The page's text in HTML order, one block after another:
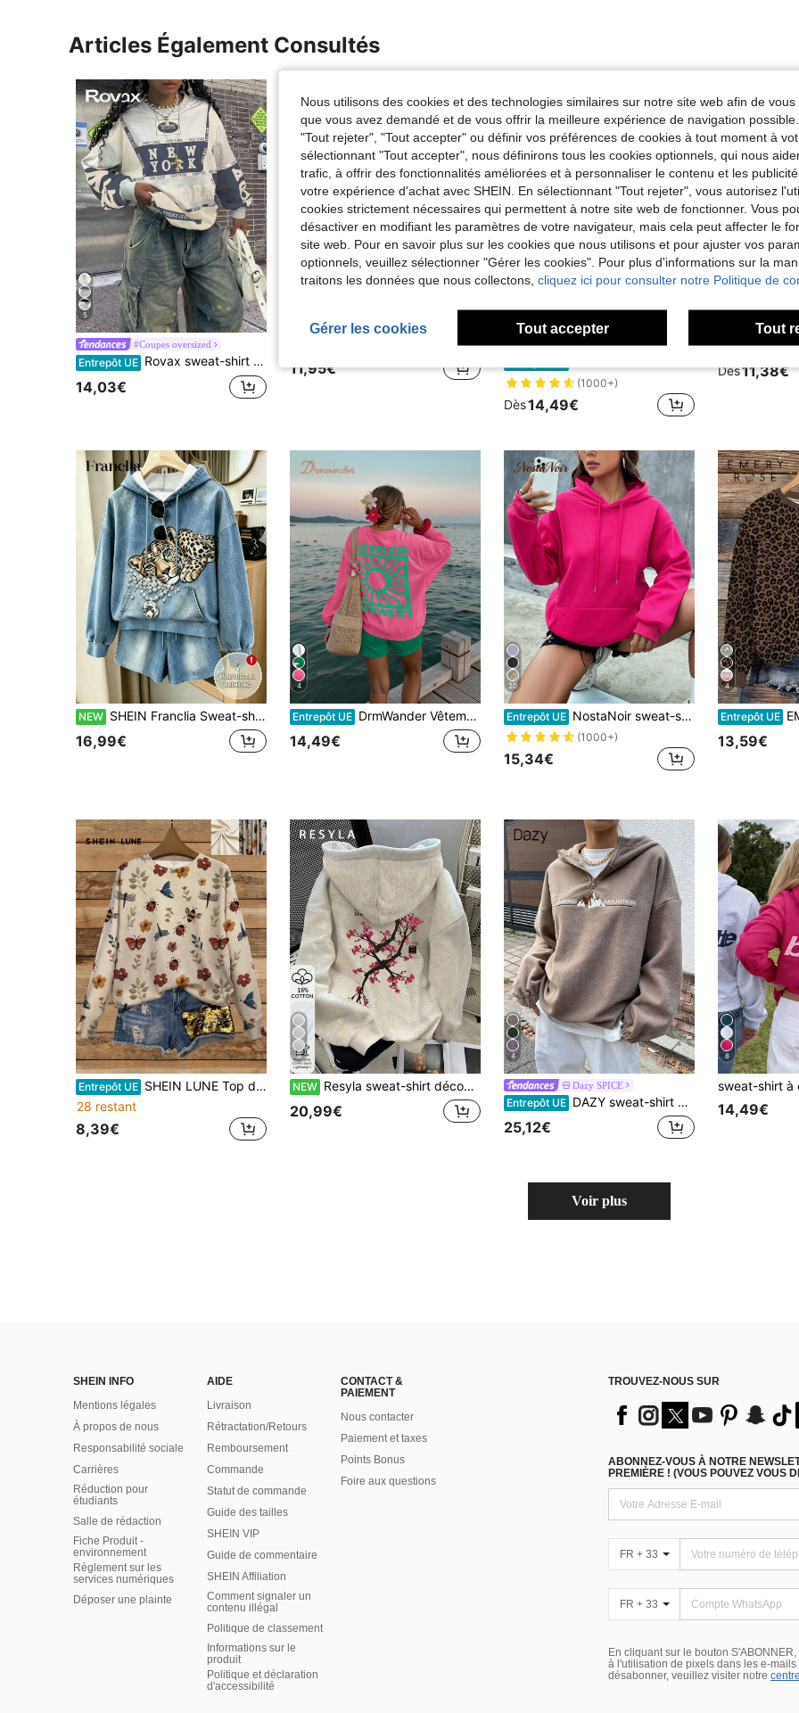
Articles Également Consultés
5
#Coupes oversized
Entrepôt UE Rovax sweat-shirt décontracté à col ras-du-cou à manches longues avec motif créatif et épaules tombantes pour femmes
14,03€
Sweat-shirt à capuche surdimensionné 100% coton pour femmes avec imprimé de cocotier, style de rue décontracté, ample et confortable pour l'automne et l'hiver
11,95€
Muchica
(1000+)
Dès14,49€
Entrepôt UE SHEIN EZwear
Dès11,38€
NEW SHEIN Franclia Sweat-shirt femme minimaliste et décontracté, polyvalent, avec imprimé faux denim, manches longues, bleu, style mode, pour l'extérieur et style country
16,99€
4
Entrepôt UE DrmWander Vêtements de vacances, printemps, resort pour femmes, Sweat-shirt-shirt de plage printemps été
14,49€
20
Entrepôt UE NostaNoir sweat-shirt à capuche avec poche de kangourou, épaules tombantes et cordon de serrage, Top à manches longues
(1000+)
15,34€
4
Entrepôt UE
13,59€
Entrepôt UE SHEIN LUNE Top décontracté à manches longues avec imprimé insecte et floral, col rond, convient pour le printemps et l'automne
28 restant
8,39€
9
NEW Resyla sweat-shirt décontracté à manches longues avec capuche et imprimé floral pour femme
20,99€
4
Dazy SPICE
Entrepôt UE DAZY sweat-shirt à capuche zippé à mi-hauteur avec broderie de montagne et de lettre, épaules tombantes, manches longues, vêtements d'automne pour femmes
25,12€
8
14,49€
Voir plus
SHEIN INFO
Mentions légales
À propos de nous
Responsabilité sociale
Carrières
Réduction pour
étudiants
Salle de rédaction
Fiche Produit -
environnement
Règlement sur les
services numériques
Déposer une plainte
AIDE
Livraison
Rétractation/Retours
Remboursement
Commande
Statut de commande
Guide des tailles
SHEIN VIP
Guide de commentaire
SHEIN Affiliation
Comment signaler un
contenu illégal
Politique de classement
Informations sur le
produit
Politique et déclaration
d'accessibilité
CONTACT &
PAIEMENT
Nous contacter
Paiement et taxes
Points Bonus
Foire aux questions
TROUVEZ-NOUS SUR
ABONNEZ-VOUS À NOTRE
PREMIÈRE ! (VOUS POUVEZ VOUS
FR + 33
FR + 33
En cliquant sur le bouton
à l'utilisation de pixels dans les e-
désabonner, veuillez visiter notre
Nous utilisons des cookies et des technologies similaires sur notre site web afin de
que vous avez demandé et de vous offrir la meilleure expérience de navigation
"Tout rejeter", "Tout accepter" ou définir vos préférences de cookies à tout moment à
sélectionnant "Tout accepter", nous définirons tous les cookies optionnels, qui nous
trafic, à offrir des fonctionnalités améliorées et à personnaliser le contenu et les
votre expérience d'achat avec SHEIN. En sélectionnant "Tout rejeter", vous autorisez
cookies strictement nécessaires qui permettent à notre site web de fonctionner. Vous
désactiver en modifiant les paramètres de votre navigateur, mais cela peut affecter le
site web. Pour en savoir plus sur les cookies que nous utilisons et pour ajuster vos
optionnels, veuillez sélectionner "Gérer les cookies". Pour plus d'informations sur la
traitons les données que nous collectons, cliquez ici pour consulter notre Politique de
Gérer les cookies Tout accepter Tout